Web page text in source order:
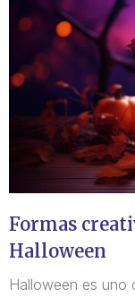
Formas
Halloween
Halloween es uno